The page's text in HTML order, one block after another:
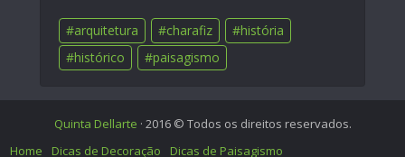
arquitetura charafiz
história
histórico
paisagismo
Quinta Dellarte · 2016 © Todos os direitos reservados.
Home
Dicas de Decoração Dicas de Paisagismo